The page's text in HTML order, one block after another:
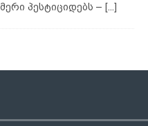
პესტიციდებს – [...]